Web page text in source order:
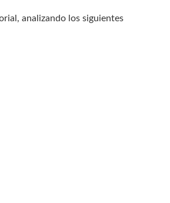
analizando los siguientes